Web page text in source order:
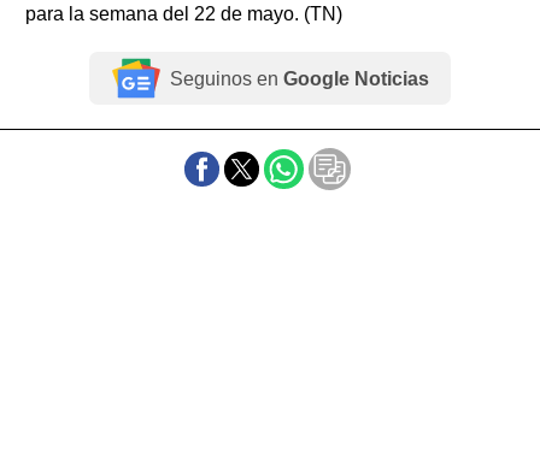
para la semana del 22 de mayo. (TN)
Seguinos en Google Noticias